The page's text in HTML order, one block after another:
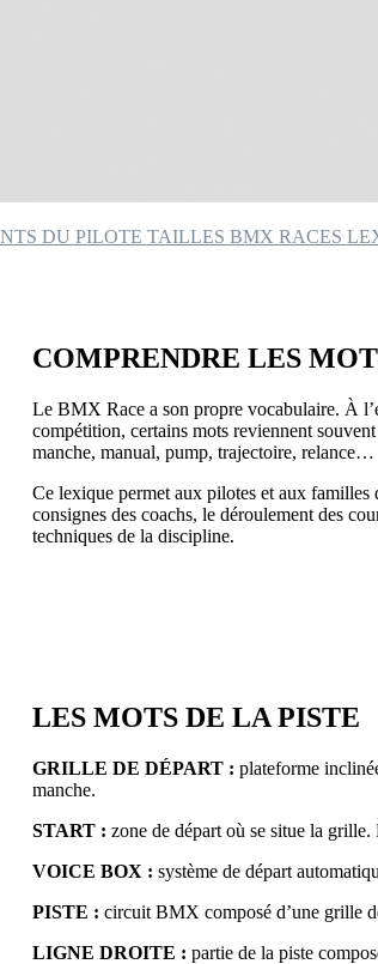
DU PILOTE TAILLES BMX RACES
COMPRENDRE LES
Le BMX Race a son propre vocabulaire. À
compétition, certains mots reviennent
manche, manual, pump, trajectoire, relance…
Ce lexique permet aux pilotes et aux familles
consignes des coachs, le déroulement des
techniques de la discipline.
LES MOTS DE LA PISTE
GRILLE DE DÉPART : plateforme
manche.
START : zone de départ où se situe la
VOICE BOX : système de départ
PISTE : circuit BMX composé d’une grille
LIGNE DROITE : partie de la piste